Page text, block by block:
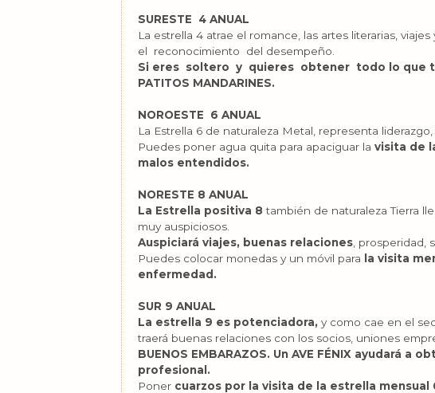
SURESTE 4 ANUAL
La estrella 4 atrae el romance, las artes literarias,
el reconocimiento del desempeño.
Si eres soltero y quieres obtener todo lo que
PATITOS MANDARINES.
NOROESTE 6 ANUAL
La Estrella 6 de naturaleza Metal, representa
Puedes poner agua quita para apaciguar la visita de
malos entendidos.
NORESTE 8 ANUAL
La Estrella positiva 8también de naturaleza Tierra
muy auspiciosos.
Auspiciará viajes, buenas relaciones , prosperidad,
Puedes colocar monedas y un móvil para la visita
enfermedad.
SUR 9 ANUAL
La estrella 9 es potenciadora, y como cae en el
traerá buenas relaciones con los socios, uniones
BUENOS EMBARAZOS. Un AVE FÉNIX ayudará a
profesional.
Poner cuarzos por la visita de la estrella mensual